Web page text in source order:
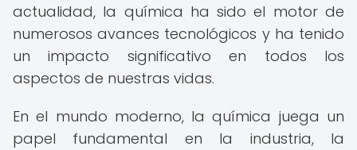
actualidad, la química ha sido el motor de
numerosos avances tecnológicos y ha tenido
un impacto significativo en todos los
aspectos de nuestras vidas.
En el mundo moderno, la química juega un
papel fundamental en la industria, la